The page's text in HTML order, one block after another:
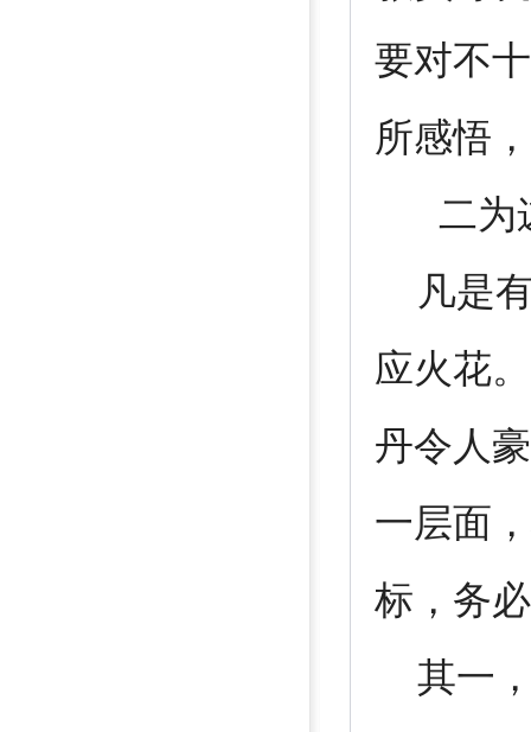
要对不
所感悟
二为
凡是有
应火花
丹令人
一层面
标，务
其一，